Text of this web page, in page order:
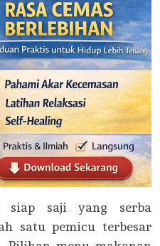
siap saji yang serba
satu pemicu terbesar